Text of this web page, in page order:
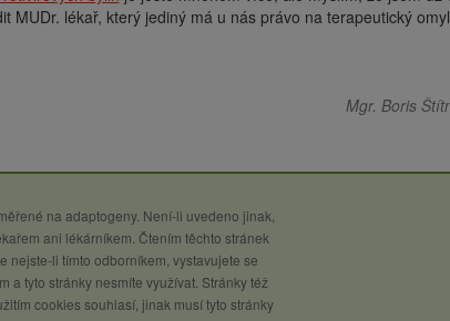
MUDr. lékař, který jediný má u nás právo na terapeutický
Mgr. Boris
na adaptogeny. Není-li uvedeno jinak,
ani lékárníkem. Čtením těchto stránek
nejste-li tímto odborníkem, vystavujete se
a tyto stránky nesmíte využívat. Stránky též
cookies souhlasí, jinak musí tyto stránky